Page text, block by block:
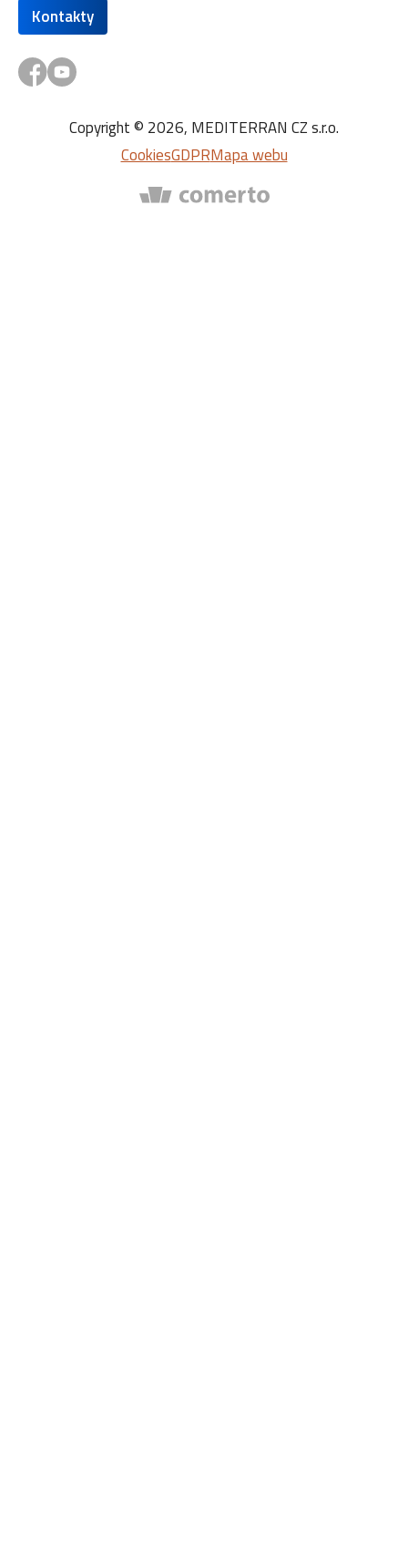
Kontakty
Copyright © 2026, MEDITERRAN CZ s.r.o.
CookiesGDPRMapa webu